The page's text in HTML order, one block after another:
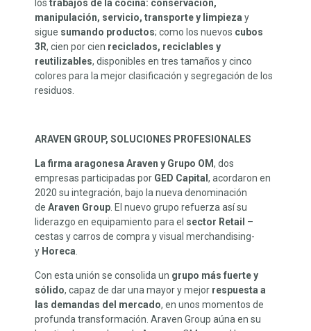
los trabajos de la cocina: conservación,
manipulación, servicio, transporte y limpieza y
sigue sumando productos; como los nuevos cubos
3R, cien por cien reciclados, reciclables y
reutilizables, disponibles en tres tamaños y cinco
colores para la mejor clasificación y segregación de los
residuos.
ARAVEN GROUP, SOLUCIONES PROFESIONALES
La firma aragonesa Araven y Grupo OM, dos
empresas participadas por GED Capital , acordaron en
2020 su integración, bajo la nueva denominación
de Araven Group. El nuevo grupo refuerza así su
liderazgo en equipamiento para el sector Retail –
cestas y carros de compra y visual merchandising-
y Horeca.
Con esta unión se consolida un grupo más fuerte y
sólido, capaz de dar una mayor y mejor respuesta a
las demandas del mercado, en unos momentos de
profunda transformación. Araven Group aúna en su